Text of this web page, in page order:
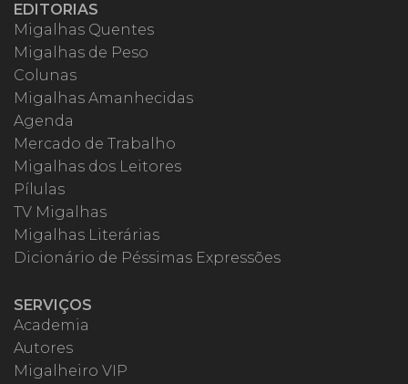
EDITORIAS
Migalhas Quentes
Migalhas de Peso
Colunas
Migalhas Amanhecidas
Agenda
Mercado de Trabalho
Migalhas dos Leitores
Pílulas
TV Migalhas
Migalhas Literárias
Dicionário de Péssimas Expressões
SERVIÇOS
Academia
Autores
Migalheiro VIP